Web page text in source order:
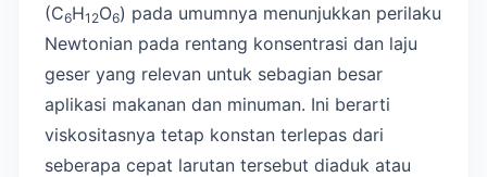
(C6H12O6) pada umumnya menunjukkan perilaku
Newtonian pada rentang konsentrasi dan laju
geser yang relevan untuk sebagian besar
aplikasi makanan dan minuman. Ini berarti
viskositasnya tetap konstan terlepas dari
seberapa cepat larutan tersebut diaduk atau